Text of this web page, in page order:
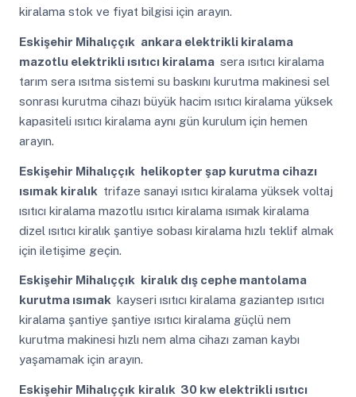
kiralama stok ve fiyat bilgisi için arayın.
Eskişehir Mihalıççık ankara elektrikli kiralama
mazotlu elektrikli ısıtıcı kiralama sera ısıtıcı kiralama
tarım sera ısıtma sistemi su baskını kurutma makinesi sel
sonrası kurutma cihazı büyük hacim ısıtıcı kiralama yüksek
kapasiteli ısıtıcı kiralama aynı gün kurulum için hemen
arayın.
Eskişehir Mihalıççık helikopter şap kurutma cihazı
ısımak kiralık trifaze sanayi ısıtıcı kiralama yüksek voltaj
ısıtıcı kiralama mazotlu ısıtıcı kiralama ısımak kiralama
dizel ısıtıcı kiralık şantiye sobası kiralama hızlı teklif almak
için iletişime geçin.
Eskişehir Mihalıççık kiralık dış cephe mantolama
kurutma ısımak kayseri ısıtıcı kiralama gaziantep ısıtıcı
kiralama şantiye şantiye ısıtıcı kiralama güçlü nem
kurutma makinesi hızlı nem alma cihazı zaman kaybı
yaşamamak için arayın.
Eskişehir Mihalıççık kiralık 30 kw elektrikli ısıtıcı